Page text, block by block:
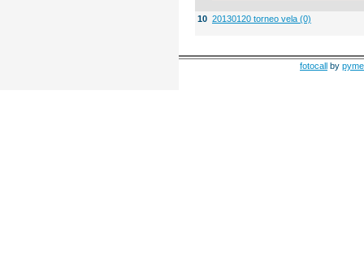
10 20130120 torneo vela (0)
fotocall by